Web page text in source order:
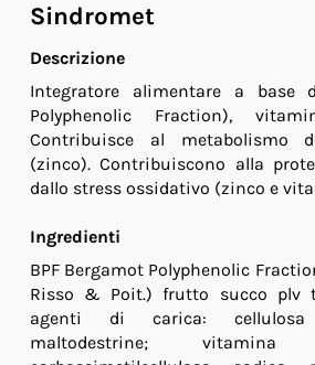
Sindromet
Descrizione
Integratore alimentare a base
Polyphenolic Fraction),
Contribuisce al metabolismo
(zinco). Contribuiscono alla
dallo stress ossidativo (zinco e
Ingredienti
BPF Bergamot Polyphenolic
Risso & Poit.) frutto succo plv
agenti di carica: cellulosa
maltodestrine;